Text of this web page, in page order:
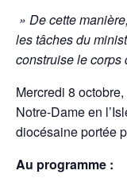
» De cette
les tâches du
construise le corps
Mercredi 8
Notre-Dame en
diocésaine portée
Au programme :